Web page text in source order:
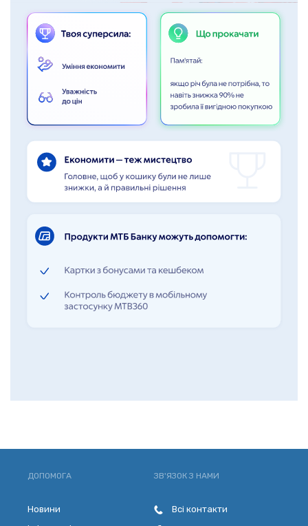
ДОПОМОГА
Новини
ЗВ'ЯЗОК З НАМИ
Всі контакти